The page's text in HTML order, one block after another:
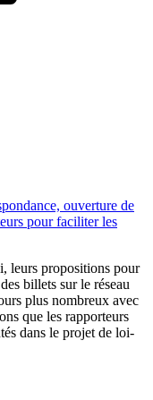
ouverture de
pour faciliter les
leurs propositions pour
billets sur le réseau
plus nombreux avec
que les rapporteurs
dans le projet de loi-